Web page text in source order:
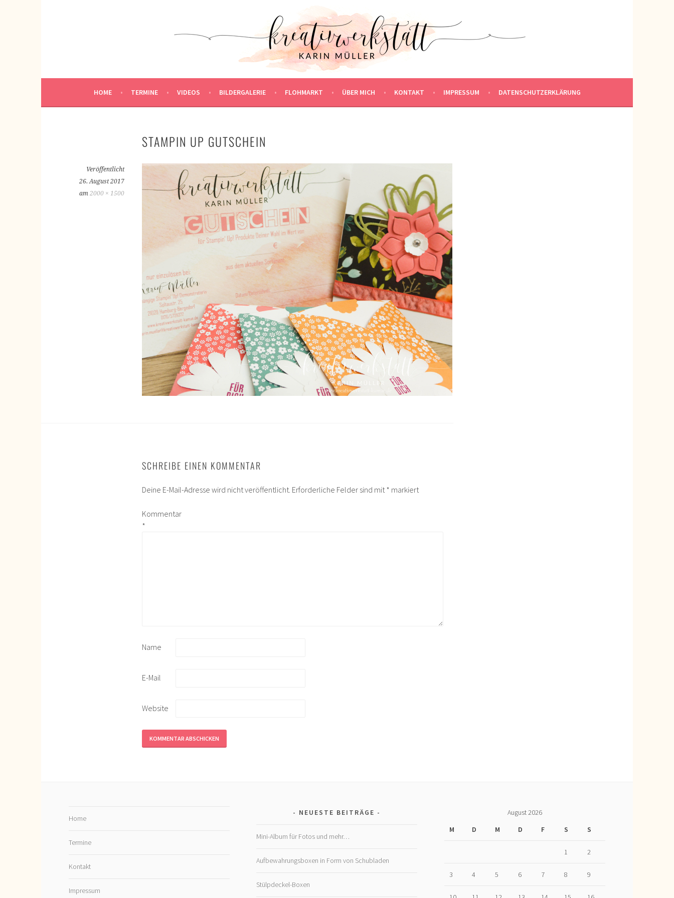
KREATIVWERKSTATT
HOME TERMINE VIDEOS BILDERGALERIE FLOHMARKT ÜBER MICH KONTAKT IMPRESSUM DATENSCHUTZERKLÄRUNG
STAMPIN UP GUTSCHEIN
Veröffentlicht
26. August 2017
am 2000 × 1500
SCHREIBE EINEN KOMMENTAR
Deine E-Mail-Adresse wird nicht veröffentlicht. Erforderliche Felder sind mit* markiert
Kommentar
*
Name
E-Mail
Website
Home
Termine
Kontakt
Impressum
NEUESTE BEITRÄGE
Mini-Album für Fotos und mehr…
Aufbewahrungsboxen in Form von Schubladen
Stülpdeckel-Boxen
August 2026
M
D M D F S S
1 2
3 4 5 6 7 8 9